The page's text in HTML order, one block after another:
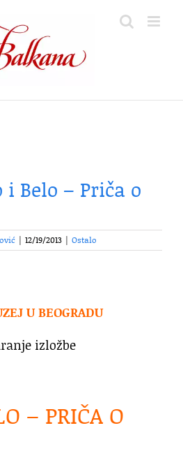
i Belo – Priča o
12/19/2013 Ostalo
U BEOGRADU
izložbe
– PRIČA O